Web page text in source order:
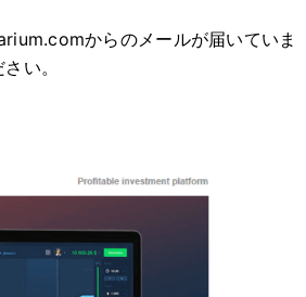
からのメールが届いていま
い。